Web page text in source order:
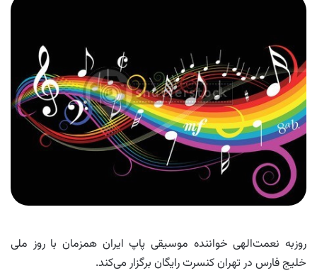
روزبه نعمت‌الهی خواننده موسیقی پاپ ایران همزمان با روز ملی
خلیج فارس در تهران کنسرت رایگان برگزار می‌کند.